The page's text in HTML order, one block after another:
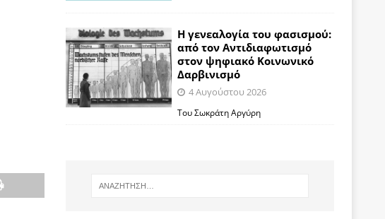
Η γενεαλογία του φασισμού:
από τον Αντιδιαφωτισμό
στον ψηφιακό Κοινωνικό
Δαρβινισμό
4 Αυγούστου 2026
Του Σωκράτη Αργύρη